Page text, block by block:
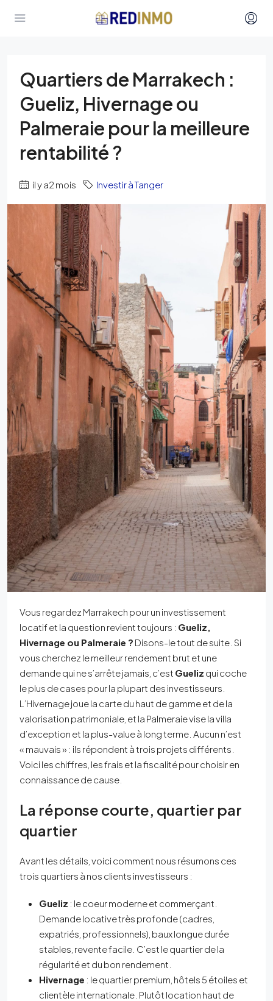
Quartiers de Marrakech :
Gueliz, Hivernage ou
Palmeraie pour la meilleure
rentabilité ?
il y a2 mois Investir à Tanger
Vous regardez Marrakech pour un investissement
locatif et la question revient toujours : Gueliz,
Hivernage ou Palmeraie ? Disons-le tout de suite. Si
vous cherchez le meilleur rendement brut et une
demande qui ne s’arrête jamais, c’est Gueliz qui coche
le plus de cases pour la plupart des investisseurs.
L’Hivernage joue la carte du haut de gamme et de la
valorisation patrimoniale, et la Palmeraie vise la villa
d’exception et la plus-value à long terme. Aucun n’est
« mauvais » : ils répondent à trois projets différents.
Voici les chiffres, les frais et la fiscalité pour choisir en
connaissance de cause.
La réponse courte, quartier par
quartier
Avant les détails, voici comment nous résumons ces
trois quartiers à nos clients investisseurs :
Gueliz : le coeur moderne et commerçant.
Demande locative très profonde (cadres,
expatriés, professionnels), baux longue durée
stables, revente facile. C’est le quartier de la
régularité et du bon rendement.
Hivernage : le quartier premium, hôtels 5 étoiles et
clientèle internationale. Plutôt location haut de